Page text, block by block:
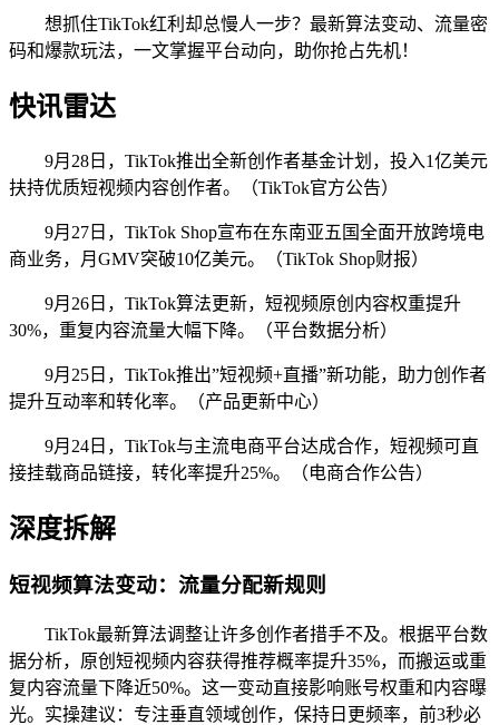
想抓住TikTok红利却总慢人一步？最新算法变动、流量密
码和爆款玩法，一文掌握平台动向，助你抢占先机！
快讯雷达
9月28日，TikTok推出全新创作者基金计划，投入1亿美元
扶持优质短视频内容创作者。（TikTok官方公告）
9月27日，TikTok Shop宣布在东南亚五国全面开放跨境电
商业务，月GMV突破10亿美元。（TikTok Shop财报）
9月26日，TikTok算法更新，短视频原创内容权重提升
30%，重复内容流量大幅下降。（平台数据分析）
9月25日，TikTok推出”短视频+直播”新功能，助力创作者
提升互动率和转化率。（产品更新中心）
9月24日，TikTok与主流电商平台达成合作，短视频可直
接挂载商品链接，转化率提升25%。（电商合作公告）
深度拆解
短视频算法变动：流量分配新规则
TikTok最新算法调整让许多创作者措手不及。根据平台数
据分析，原创短视频内容获得推荐概率提升35%，而搬运或重
复内容流量下降近50%。这一变动直接影响账号权重和内容曝
光。实操建议：专注垂直领域创作，保持日更频率，前3秒必